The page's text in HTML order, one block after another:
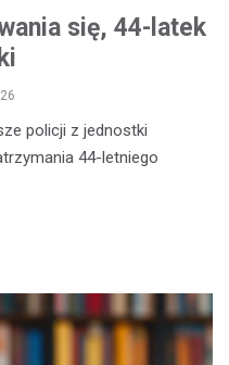
się, 44-latek
policji z jednostki
44-letniego